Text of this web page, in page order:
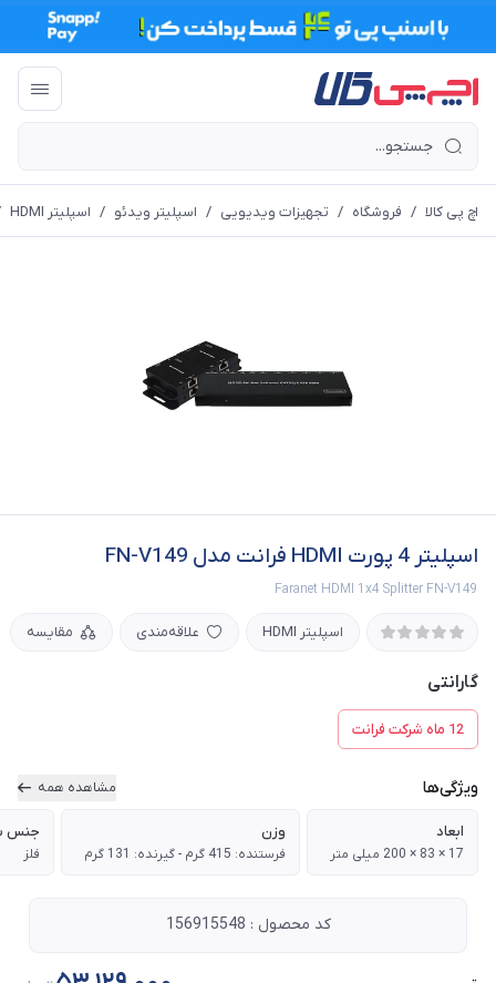
اچ پی کالا / فروشگاه / تجهیزات ویدیویی / اسپلیتر ویدئو / اسپلیتر HDMI
اسپلیتر 4 پورت HDMI فرانت مدل FN-V149
Faranet HDMI 1x4 Splitter FN-V149
اسپلیتر HDMI علاقه‌مندی مقایسه
گارانتی
12 ماه شرکت فرانت
ویژگی‌ها مشاهده همه
ابعاد
17 × 83 × 200 میلی متر
وزن
فرستنده: 415 گرم - گیرنده: 131 گرم
جنس
فلز
کد محصول : 156915548